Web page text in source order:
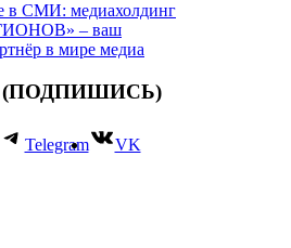
в СМИ: медиахолдинг
– ваш
в мире медиа
Telegram VK